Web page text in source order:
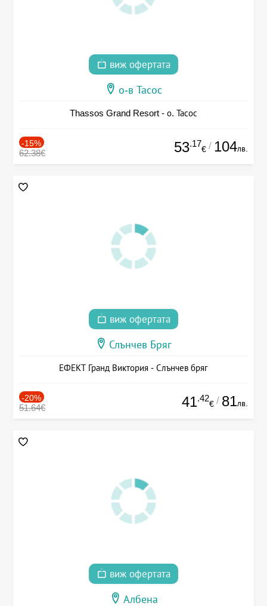
виж офертата
о-в Тасос
Thassos Grand Resort - о. Тасос
-15%
62.38€ 53.17
€ / 104лв.
виж офертата
Слънчев Бряг
ЕФЕКТ Гранд Виктория - Слънчев бряг
-20%
51.64€ 41.42
€ / 81лв.
виж офертата
Албена